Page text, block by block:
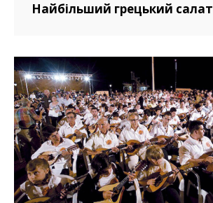
Найбільший грецький салат